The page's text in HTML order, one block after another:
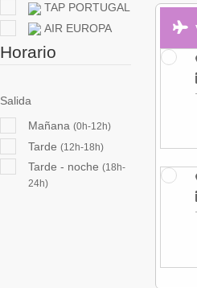
TAP PORTUGAL
AIR EUROPA
Horario
Salida
Mañana (0h-12h)
Tarde (12h-18h)
Tarde - noche (18h-
24h)